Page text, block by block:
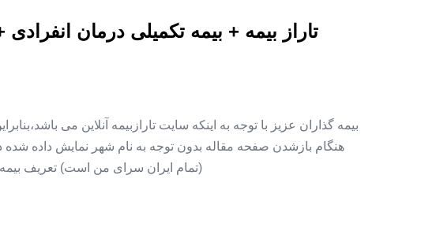
تاراز بیمه + بیمه تکمیلی درمان
بیمه گذاران عزیز با توجه به اینکه سایت تارازبیمه آنلاین می
هنگام بازشدن صفحه مقاله بدون توجه به نام شهر نمایش داده شده در
(تمام ایران سرای من است) تعریف